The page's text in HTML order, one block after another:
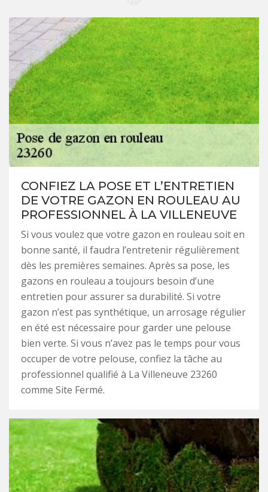
CONFIEZ LA POSE ET L’ENTRETIEN
DE VOTRE GAZON EN ROULEAU AU
PROFESSIONNEL À LA VILLENEUVE
Si vous voulez que votre gazon en rouleau soit en
bonne santé, il faudra l’entretenir régulièrement
dès les premières semaines. Après sa pose, les
gazons en rouleau a toujours besoin d’une
entretien pour assurer sa durabilité. Si votre
gazon n’est pas synthétique, un arrosage régulier
en été est nécessaire pour garder une pelouse
bien verte. Si vous n’avez pas le temps pour vous
occuper de votre pelouse, confiez la tâche au
professionnel qualifié à La Villeneuve 23260
comme Site Fermé.